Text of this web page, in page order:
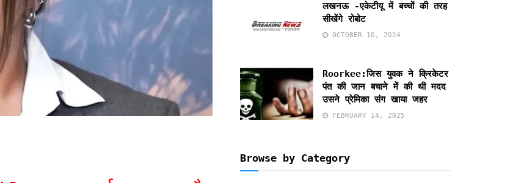
लखनऊ -एकेटीयू में बच्चों की तरह
सीखेंगे रोबोट
OCTOBER 10, 2024
Roorkee:जिस युवक ने क्रिकेटर
पंत की जान बचाने में की थी मदद
उसने प्रेमिका संग खाया जहर
FEBRUARY 14, 2025
Browse by Category